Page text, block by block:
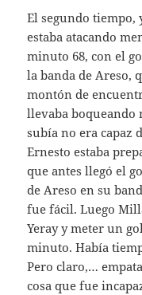
El segundo tiempo,
estaba atacando
minuto 68, con el
la banda de Areso,
montón de
llevaba boqueando
subía no era capaz
Ernesto estaba
que antes llegó el
de Areso en su
fue fácil. Luego
Yeray y meter un
minuto. Había
Pero claro,…
cosa que fue